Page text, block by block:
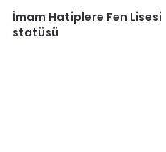
İmam Hatiplere Fen Lisesi
statüsü